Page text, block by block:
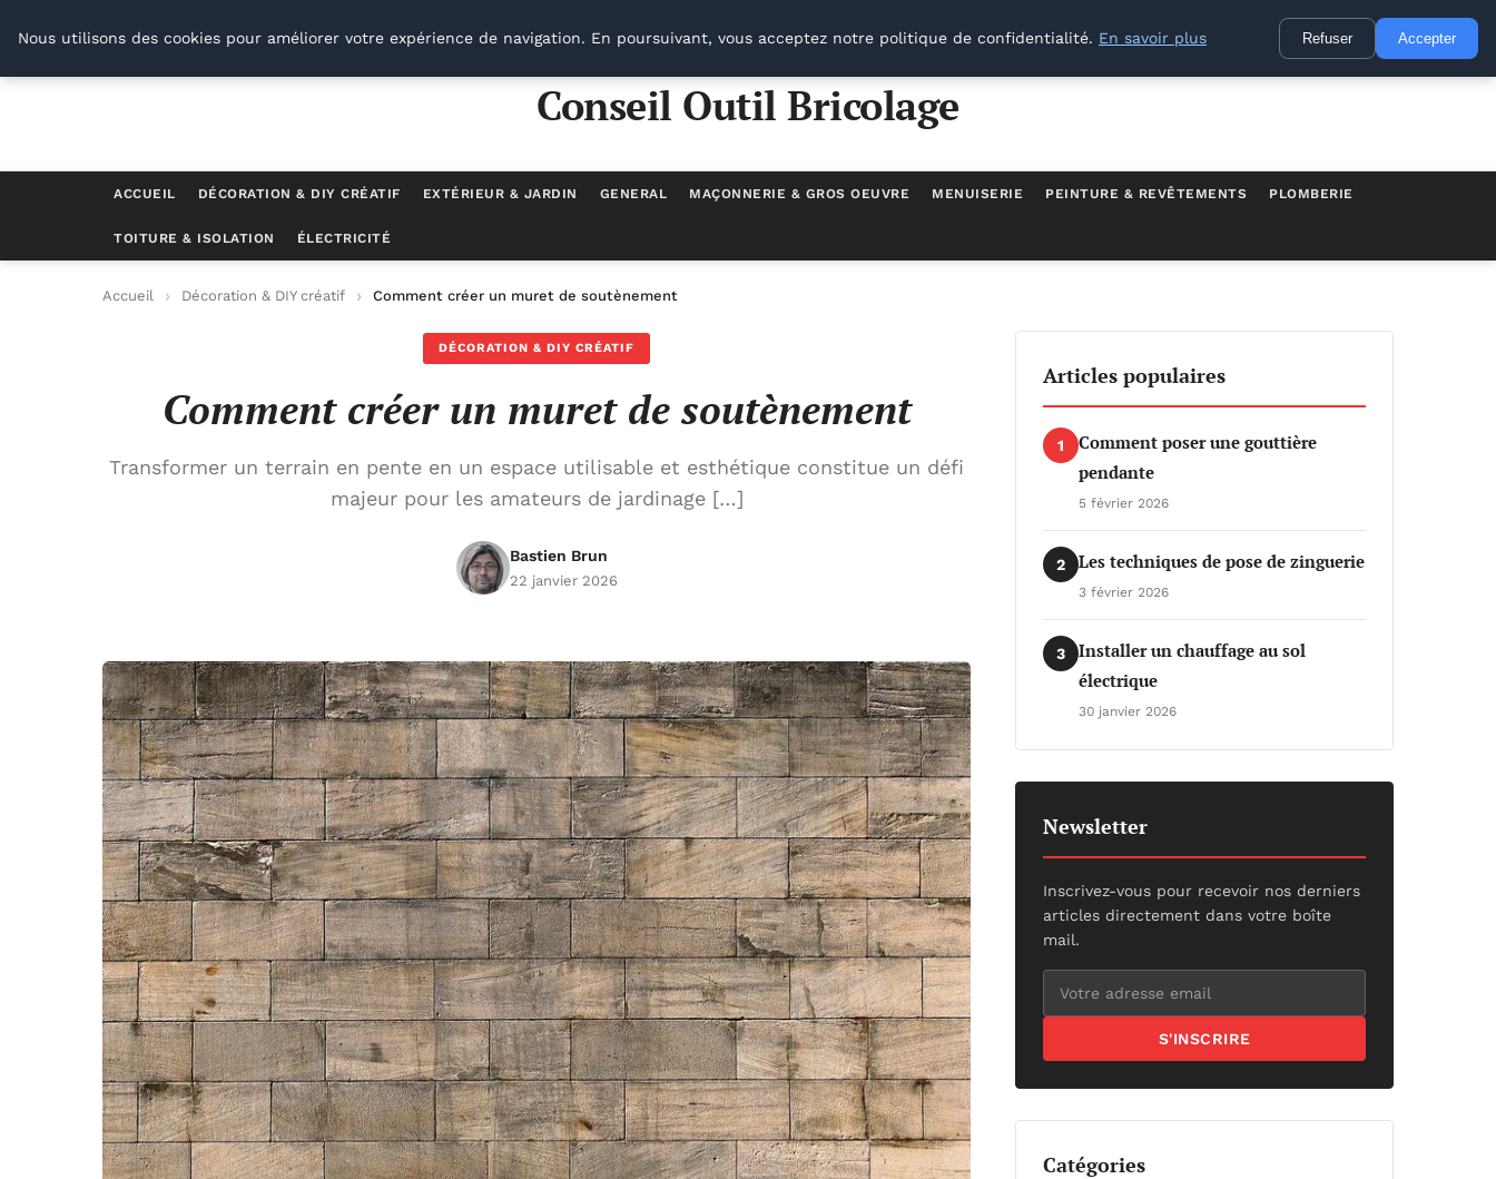
Conseil Outil Bricolage
ACCUEIL DÉCORATION & DIY CRÉATIF EXTÉRIEUR & JARDIN GENERAL MAÇONNERIE & GROS OEUVRE MENUISERIE PEINTURE & REVÊTEMENTS PLOMBERIE
TOITURE & ISOLATION ÉLECTRICITÉ
Accueil Décoration & DIY créatif Comment créer un muret de soutènement
DÉCORATION & DIY CRÉATIF
Comment créer un muret de soutènement
Transformer un terrain en pente en un espace utilisable et esthétique constitue un défi
majeur pour les amateurs de jardinage […]
Bastien Brun
22 janvier 2026
Articles populaires
1
Comment poser une gouttière
pendante
5 février 2026
2 Les techniques de pose de zinguerie
3 février 2026
3
Installer un chauffage au sol
électrique
30 janvier 2026
Newsletter
Inscrivez-vous pour recevoir nos derniers
articles directement dans votre boîte
mail.
S'INSCRIRE
Catégories
Nous utilisons des cookies pour améliorer votre expérience de navigation. En poursuivant, vous acceptez notre politique de confidentialité. En savoir plus Refuser Accepter